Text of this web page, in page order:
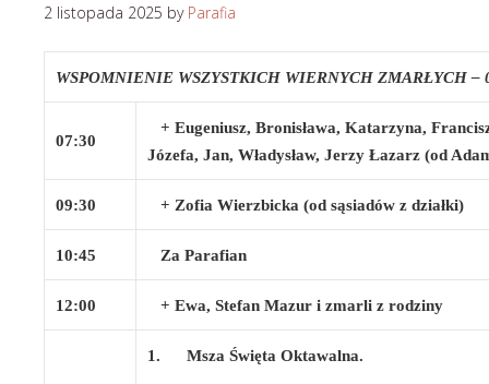
2 listopada 2025 by Parafia
WSPOMNIENIE WSZYSTKICH WIERNYCH ZMARŁYCH –
07:30
+ Eugeniusz, Bronisława, Katarzyna,
Józefa, Jan, Władysław, Jerzy Łazarz (od
09:30 + Zofia Wierzbicka (od sąsiadów z działki)
10:45 Za Parafian
12:00 + Ewa, Stefan Mazur i zmarli z rodziny
1. Msza Święta Oktawalna.